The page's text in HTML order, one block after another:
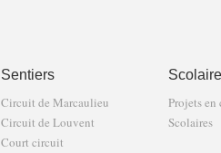
Sentiers
Circuit de Marcaulieu
Circuit de Louvent
Court circuit
Projets en
Scolaires